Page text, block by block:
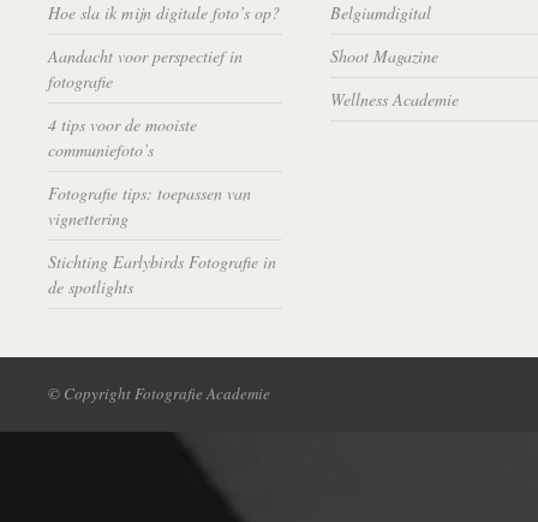
Hoe sla ik mijn digitale foto’s op?
Aandacht voor perspectief in
fotografie
4 tips voor de mooiste
communiefoto’s
Fotografie tips: toepassen van
vignettering
Stichting Earlybirds Fotografie in
de spotlights
Belgiumdigital
Shoot Magazine
Wellness Academie
© Copyright Fotografie Academie